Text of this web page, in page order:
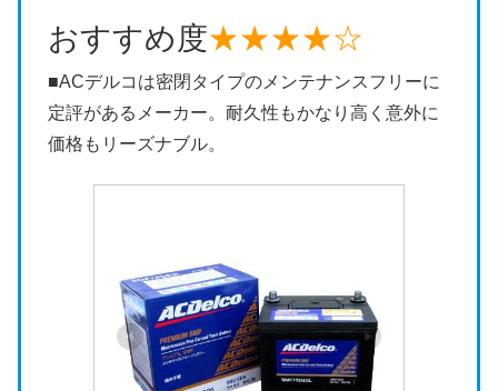
おすすめ度★★★★☆
■ACデルコは密閉タイプのメンテナンスフリーに
定評があるメーカー。耐久性もかなり高く意外に
価格もリーズナブル。